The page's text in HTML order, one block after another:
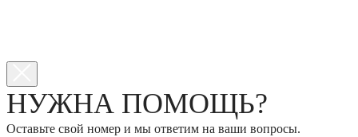
НУЖНА ПОМОЩЬ?
Оставьте свой номер и мы ответим на ваши вопросы.